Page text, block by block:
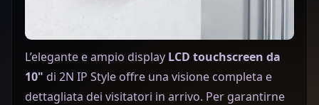
L’elegante e ampio display LCD touchscreen da
10" di 2N IP Style offre una visione completa e
dettagliata dei visitatori in arrivo. Per garantirne